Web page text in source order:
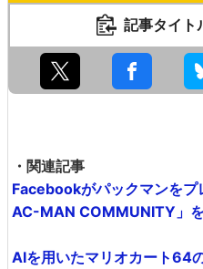
記事タイト
・関連記事
Facebookがパックマンをプ
AC-MAN COMMUNITY」
AIを用いたマリオカート64